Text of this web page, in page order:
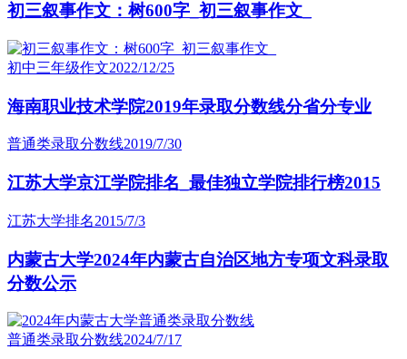
初三叙事作文：树600字_初三叙事作文_
初中三年级作文2022/12/25
海南职业技术学院2019年录取分数线分省分专业
普通类录取分数线2019/7/30
江苏大学京江学院排名_最佳独立学院排行榜2015
江苏大学排名2015/7/3
内蒙古大学2024年内蒙古自治区地方专项文科录取
分数公示
普通类录取分数线2024/7/17